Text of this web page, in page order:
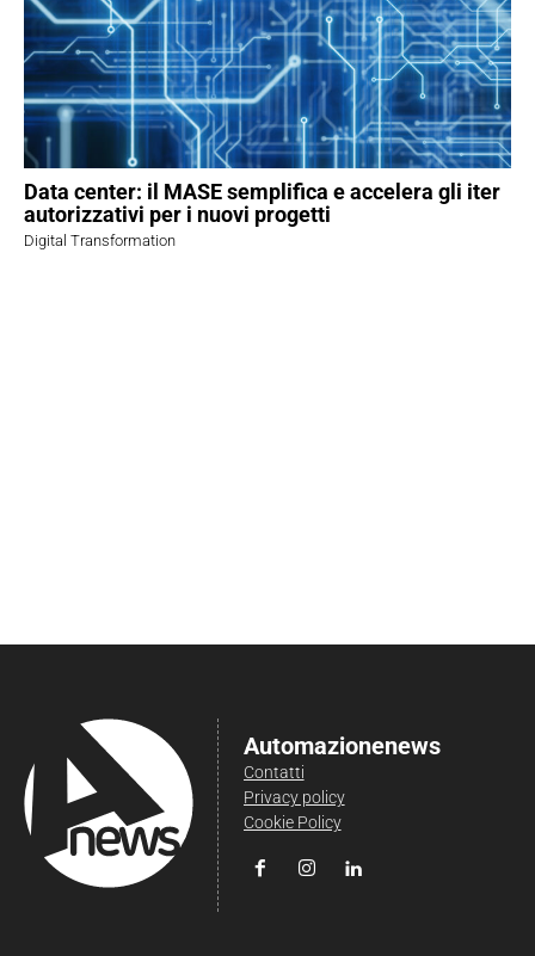
Data center: il MASE semplifica e accelera gli iter
autorizzativi per i nuovi progetti
Digital Transformation
Automazionenews
Contatti
Privacy policy
Cookie Policy